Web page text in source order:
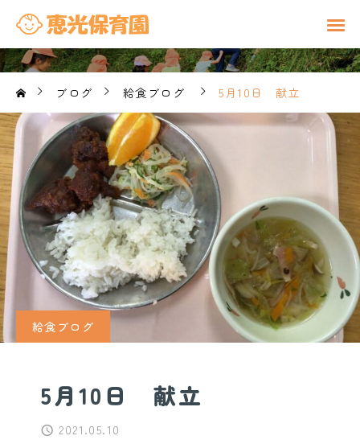
ブログ 給食ブログ 5月10日 献立
給食ブログ
5月10日 献立
2021.05.10